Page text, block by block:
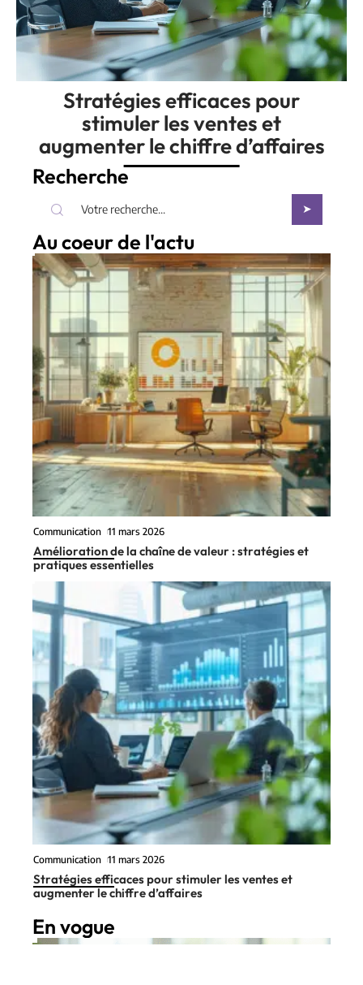
Stratégies efficaces pour
stimuler les ventes et
augmenter le chiffre d’affaires
Recherche
Au coeur de l'actu
Communication 11 mars 2026
Amélioration de la chaîne de valeur : stratégies et
pratiques essentielles
Communication 11 mars 2026
Stratégies efficaces pour stimuler les ventes et
augmenter le chiffre d’affaires
En vogue